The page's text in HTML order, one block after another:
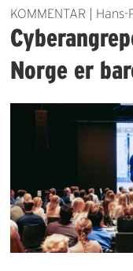
KOMMENTAR |
Norge er